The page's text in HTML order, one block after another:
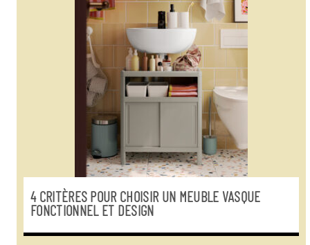
4 CRITÈRES POUR CHOISIR UN MEUBLE VASQUE
FONCTIONNEL ET DESIGN